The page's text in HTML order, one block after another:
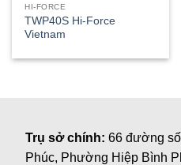
HI-FORCE
TWP40S Hi-Force
Vietnam
Trụ sở chính:66 đường
Phúc, Phường Hiệp Bình